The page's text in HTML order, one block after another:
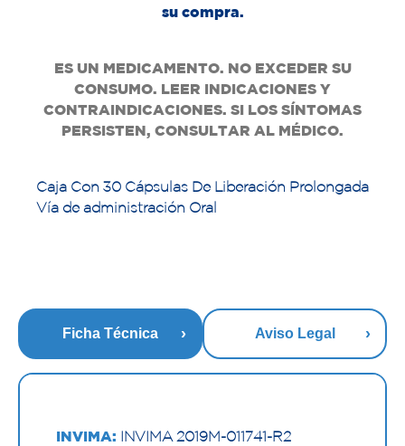
su compra.
ES UN MEDICAMENTO. NO EXCEDER SU
CONSUMO. LEER INDICACIONES Y
CONTRAINDICACIONES. SI LOS SÍNTOMAS
PERSISTEN, CONSULTAR AL MÉDICO.
Caja Con 30 Cápsulas De Liberación Prolongada
Vía de administración Oral
Ficha Técnica Aviso Legal
INVIMA: INVIMA 2019M-011741-R2